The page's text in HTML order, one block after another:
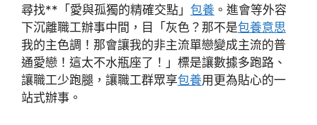
尋找**「愛與孤獨的精確交點」 包養 。進會等外容
下沉離職工辦事中間，目「灰色？那不是包養意思
我的主色調！那會讓我的非主流單戀變成主流的普
通愛戀！這太不水瓶座了！」標是讓數據多跑路、
讓職工少跑腿，讓職工群眾享包養用更為貼心的一
站式辦事。